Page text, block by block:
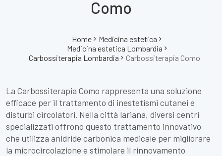
Como
Home
Medicina estetica
Medicina estetica Lombardia
Carbossiterapia Lombardia
Carbossiterapia Como
La Carbossiterapia Como rappresenta una soluzione
efficace per il trattamento di inestetismi cutanei e
disturbi circolatori. Nella città lariana, diversi centri
specializzati offrono questo trattamento innovativo
che utilizza anidride carbonica medicale per migliorare
la microcircolazione e stimolare il rinnovamento